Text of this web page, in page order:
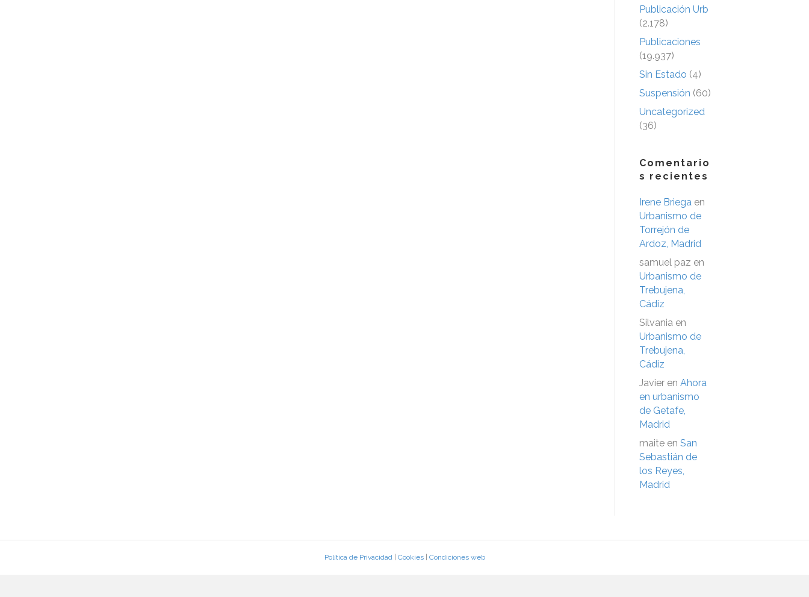
Publicación Urb
(2.178)
Publicaciones
(19.937)
Sin Estado (4)
Suspensión (60)
Uncategorized
(36)
Comentario
s recientes
Irene Briega en
Urbanismo de
Torrejón de
Ardoz, Madrid
samuel paz en
Urbanismo de
Trebujena,
Cádiz
Silvania en
Urbanismo de
Trebujena,
Cádiz
Javier en Ahora
en urbanismo
de Getafe,
Madrid
maite en San
Sebastián de
los Reyes,
Madrid
Política de Privacidad| Cookies| Condiciones web